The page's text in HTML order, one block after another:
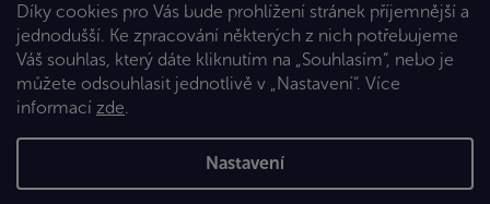
Díky cookies pro Vás bude prohlížení stránek příjemnější a
jednodušší. Ke zpracování některých z nich potřebujeme
Váš souhlas, který dáte kliknutím na „Souhlasím“, nebo je
můžete odsouhlasit jednotlivě v „Nastavení“. Více
informací zde.
Nastavení
Vytvořil Shoptet Premium